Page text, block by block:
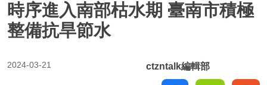
時序進入南部枯水期 臺南市積極
整備抗旱節水
2024-03-21 ctzntalk編輯部